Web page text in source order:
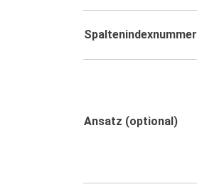
Spaltenindexnummer
Ansatz (optional)